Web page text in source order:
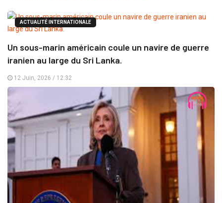
ACTUALITÉ INTERNATIONALE
Un sous-marin américain coule un navire de guerre
iranien au large du Sri Lanka.
12 Juin, 2026 / 12:32